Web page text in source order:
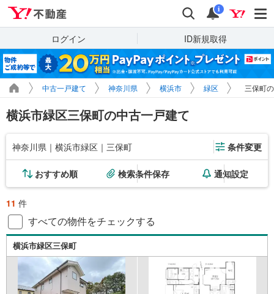
検索 通知
i
ログイン ID新規取得
中古一戸建て 神奈川県 横浜市 緑区 三保町
横浜市緑区三保町の中古一戸建て
神奈川県｜横浜市緑区｜三保町 条件変更
おすすめ順 検索条件保存 通知設定
11 件
すべての物件をチェックする
横浜市緑区三保町